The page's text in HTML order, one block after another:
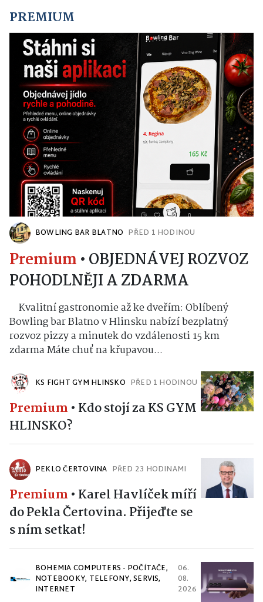
PREMIUM
BOWLING BAR BLATNO PŘED 1 HODINOU
Premium • OBJEDNÁVEJ ROZVOZ
POHODLNĚJI A ZDARMA
Kvalitní gastronomie až ke dveřím: Oblíbený
Bowling bar Blatno v Hlinsku nabízí bezplatný
rozvoz pizzy a minutek do vzdálenosti 15 km
zdarma Máte chuť na křupavou...
KS FIGHT GYM HLINSKO PŘED 1 HODINOU
Premium • Kdo stojí za KS GYM
HLINSKO?
PEKLO ČERTOVINA PŘED 23 HODINAMI
Premium • Karel Havlíček míří
do Pekla Čertovina. Přijeďte se
s ním setkat!
BOHEMIA COMPUTERS - POČÍTAČE,
NOTEBOOKY, TELEFONY, SERVIS,
INTERNET
06.
08.
2026